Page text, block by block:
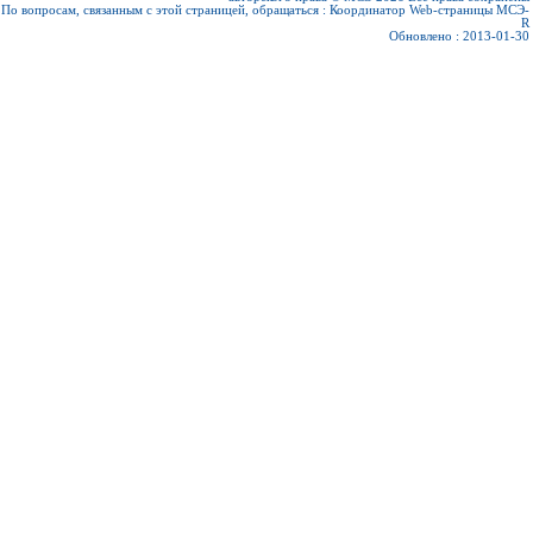
По вопросам, связанным с этой страницей, обращаться : Координатор Web-страницы МСЭ-
R
Обновлено : 2013-01-30